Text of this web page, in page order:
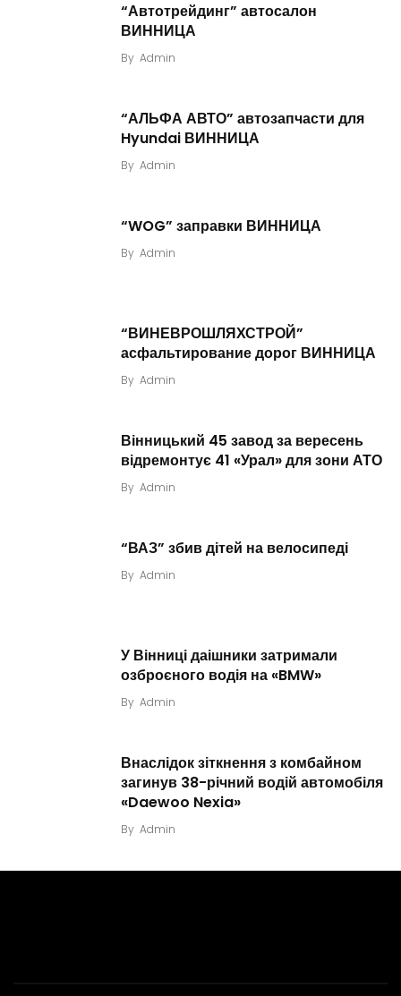
“Автотрейдинг” автосалон
ВИННИЦА
By Admin
“АЛЬФА АВТО” автозапчасти для
Hyundai ВИННИЦА
By Admin
“WOG” заправки ВИННИЦА
By Admin
“ВИНЕВРОШЛЯХСТРОЙ”
асфальтирование дорог ВИННИЦА
By Admin
Вінницький 45 завод за вересень
відремонтує 41 «Урал» для зони АТО
By Admin
“ВАЗ” збив дітей на велосипеді
By Admin
У Вінниці даішники затримали
озброєного водія на «BMW»
By Admin
Внаслідок зіткнення з комбайном
загинув 38-річний водій автомобіля
«Daewoo Nexia»
By Admin